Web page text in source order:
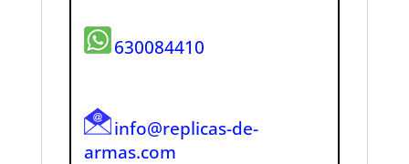
630084410
info@replicas-de-
armas.com